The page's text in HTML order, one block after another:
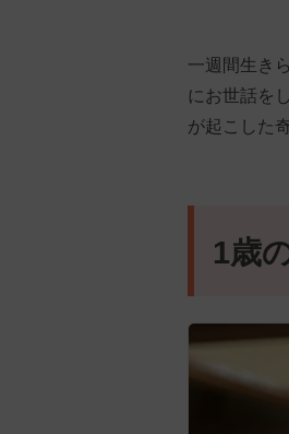
一週間生き
にお世話を
が起こした
1歳